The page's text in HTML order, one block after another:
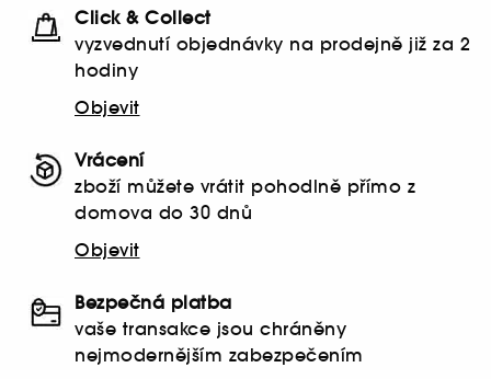
Click & Collect
vyzvednutí objednávky na prodejně již za 2
hodiny
Objevit
Vrácení
zboží můžete vrátit pohodlně přímo z
domova do 30 dnů
Objevit
Bezpečná platba
vaše transakce jsou chráněny
nejmodernějším zabezpečením